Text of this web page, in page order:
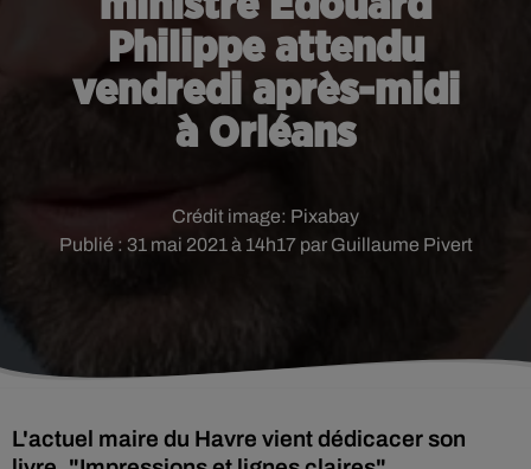
Philippe attendu
vendredi après-midi
à Orléans
Publié : 31 mai 2021 à 14h17 par Guillaume Pivert
Crédit image: Pixabay
L'actuel maire du Havre vient dédicacer son